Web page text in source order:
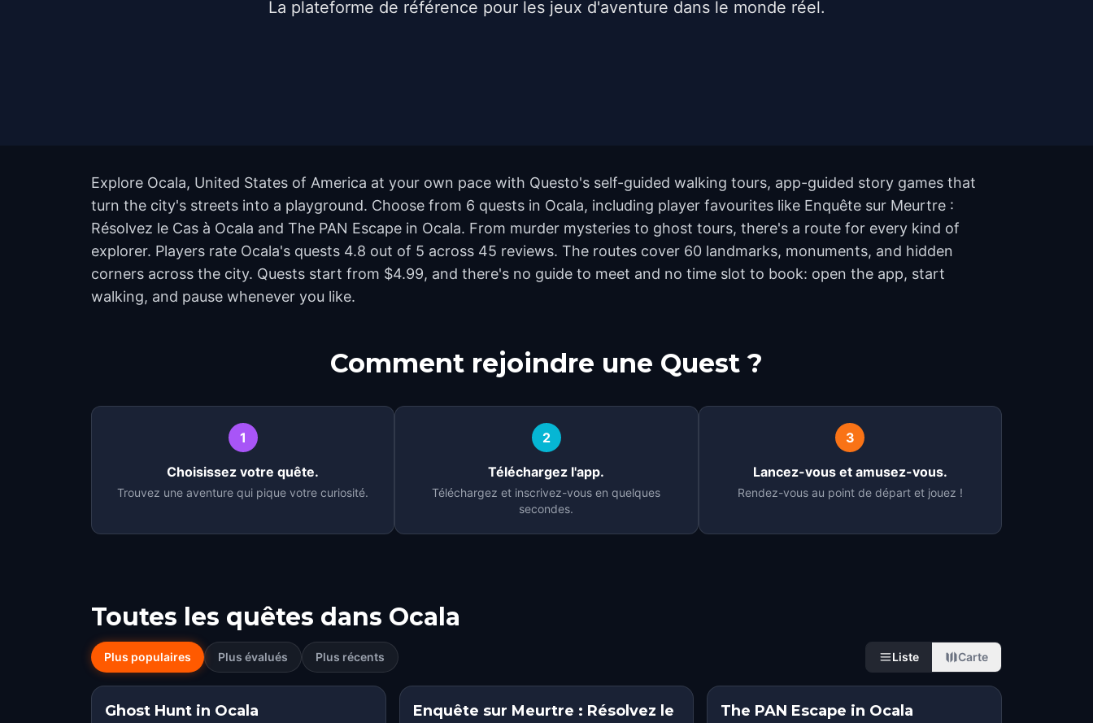
La plateforme de référence pour les jeux d'aventure dans le monde réel.
Explore Ocala, United States of America at your own pace with Questo's self-guided walking tours, app-guided story games that
turn the city's streets into a playground. Choose from 6 quests in Ocala, including player favourites like Enquête sur Meurtre :
Résolvez le Cas à Ocala and The PAN Escape in Ocala. From murder mysteries to ghost tours, there's a route for every kind of
explorer. Players rate Ocala's quests 4.8 out of 5 across 45 reviews. The routes cover 60 landmarks, monuments, and hidden
corners across the city. Quests start from $4.99, and there's no guide to meet and no time slot to book: open the app, start
walking, and pause whenever you like.
Comment rejoindre une Quest ?
1
Choisissez votre quête.
Trouvez une aventure qui pique votre curiosité.
2
Téléchargez l'app.
Téléchargez et inscrivez-vous en quelques
secondes.
3
Lancez-vous et amusez-vous.
Rendez-vous au point de départ et jouez !
Toutes les quêtes dans Ocala
Plus populaires Plus évalués Plus récents Liste Carte
Ghost Hunt in Ocala
Enquête sur Meurtre : Résolvez le
The PAN Escape in Ocala